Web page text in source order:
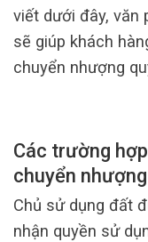
viết dưới đây, văn
sẽ giúp khách
chuyển nhượng
Các trường
chuyển
Chủ sử dụng đất
nhận quyền sử